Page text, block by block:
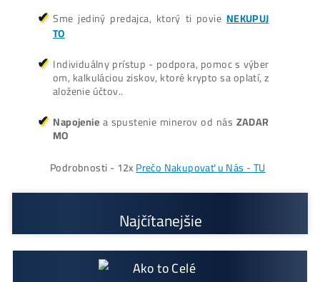
Prečo My?
Najväčší 🇸🇰🇨🇿 SK-CZ výrobca GPU / HDD ri
gov a predajca ASIC minerov - najväčší výber
Na trhu už od
GaranciaNAJNIŽŠEJ CENYv celej 🇪🇺 EU
HOUSINGU(ušetríś tisíce eur na elekt